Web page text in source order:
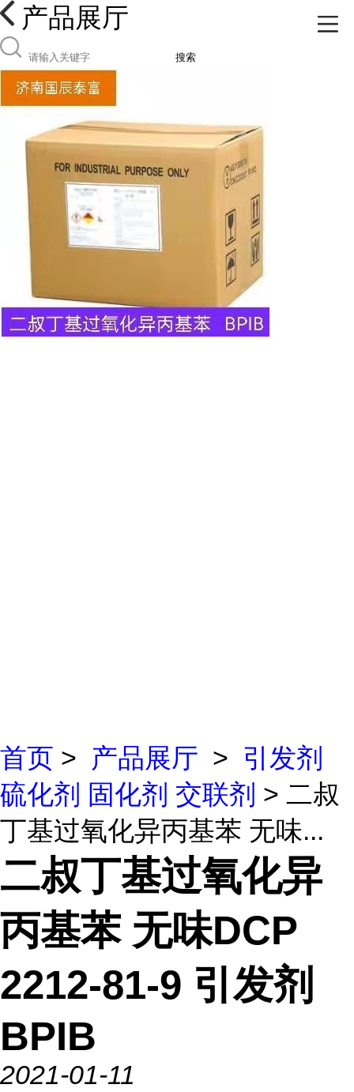
产品展厅
搜索
首页 > 产品展厅 > 引发剂
硫化剂 固化剂 交联剂 > 二叔
丁基过氧化异丙基苯 无味...
二叔丁基过氧化异
丙基苯 无味DCP
2212-81-9 引发剂
BPIB
2021-01-11